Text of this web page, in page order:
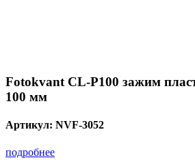
Fotokvant CL-P100 зажим
100 мм
Артикул: NVF-3052
подробнее